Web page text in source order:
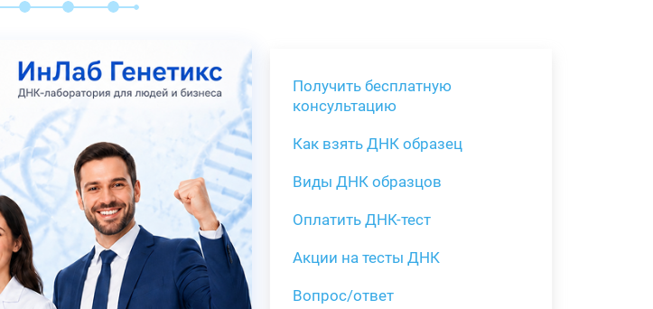
Получить бесплатную
консультацию
Как взять ДНК образец
Виды ДНК образцов
Оплатить ДНК-тест
Акции на тесты ДНК
Вопрос/ответ